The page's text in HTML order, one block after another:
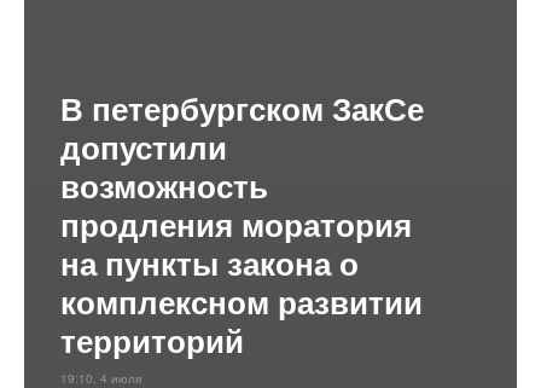
В петербургском ЗакСе
допустили
возможность
продления моратория
на пункты закона о
комплексном развитии
территорий
19:10, 4 июля